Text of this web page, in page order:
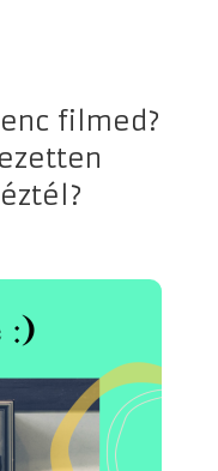
filmed?